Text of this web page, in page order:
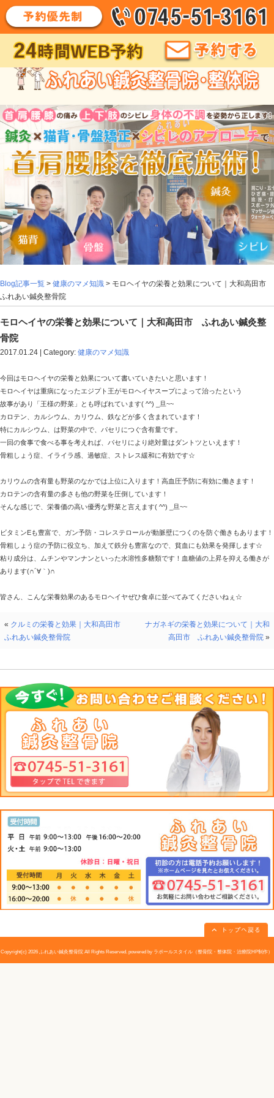
Blog記事一覧> 健康のマメ知識> モロヘイヤの栄養と
ふれあい鍼灸整骨院
骨院
2017.01.24 | Category:健康のマメ知識
今回はモロヘイヤの栄養と効果について書いていきたいと思
モロヘイヤは重病になったエジプト王がモロヘイヤスープに
特にカルシウム、は野菜の中で、パセリにつぐ含有量です。
一回の食事で食べる事を考えれば、パセリにより絶対量はダ
カリウムの含有量も野菜のなかでは上位に入ります！高血圧
カロテンの含有量の多さも他の野菜を圧倒しています！
そんな感じで、栄養価の高い優秀な野菜と言えます( ^^) _旦~~
ビタミンEも豊富で、ガン予防・コレステロールが動脈壁に
骨粗しょう症の予防に役立ち、加えて鉄分も豊富なので、貧
粘り成分は、ムチンやマンナンといった水溶性多糖類です！
あります(∩´∀｀)∩
皆さん、こんな栄養効果のあるモロヘイヤぜひ食卓に並べて
ナガネギの
高田
«クルミの栄養と効果｜大和高田市